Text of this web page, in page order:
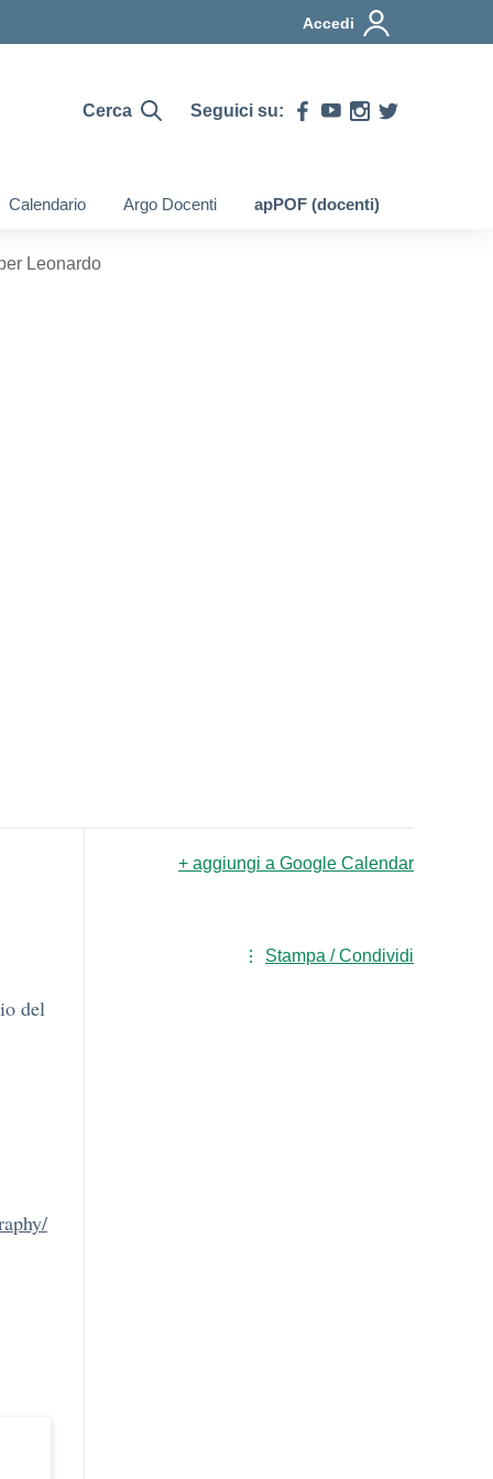
Accedi
Cerca Seguici su:
Calendario Argo Docenti apPOF (docenti)
Leonardo
del
+ aggiungi a Google Calendar
Stampa / Condividi